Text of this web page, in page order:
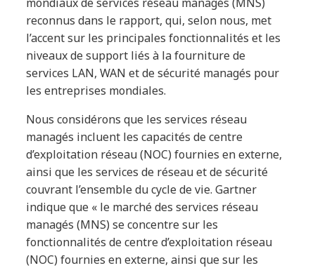
reconnus dans le rapport, qui, selon nous, met
l’accent sur les principales fonctionnalités et les
niveaux de support liés à la fourniture de
services LAN, WAN et de sécurité managés pour
les entreprises mondiales.
Nous considérons que les services réseau
managés incluent les capacités de centre
d’exploitation réseau (NOC) fournies en externe,
ainsi que les services de réseau et de sécurité
couvrant l’ensemble du cycle de vie. Gartner
indique que « le marché des services réseau
managés (MNS) se concentre sur les
fonctionnalités de centre d’exploitation réseau
(NOC) fournies en externe, ainsi que sur les